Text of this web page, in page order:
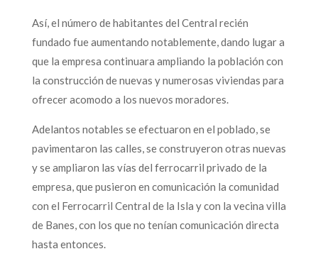
Así, el número de habitantes del Central recién
fundado fue aumentando notablemente, dando lugar a
que la empresa continuara ampliando la población con
la construcción de nuevas y numerosas viviendas para
ofrecer acomodo a los nuevos moradores.
Adelantos notables se efectuaron en el poblado, se
pavimentaron las calles, se construyeron otras nuevas
y se ampliaron las vías del ferrocarril privado de la
empresa, que pusieron en comunicación la comunidad
con el Ferrocarril Central de la Isla y con la vecina villa
de Banes, con los que no tenían comunicación directa
hasta entonces.